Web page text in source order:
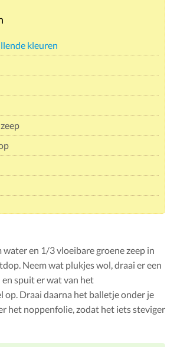
kleuren
en 1/3 vloeibare groene zeep in
Neem wat plukjes wol, draai er een
spuit er wat van het
op. Draai daarna het balletje onder je
het noppenfolie, zodat het iets steviger